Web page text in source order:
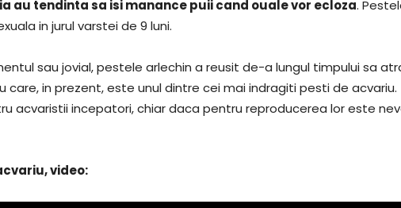
au tendinta sa isi manance puii cand ouale vor ecloza.
in jurul varstei de 9 luni.
sau jovial, pestele arlechin a reusit de-a lungul timpului sa
in prezent, este unul dintre cei mai indragiti pesti de acvariu.
acvaristii incepatori, chiar daca pentru reproducerea lor este
video: